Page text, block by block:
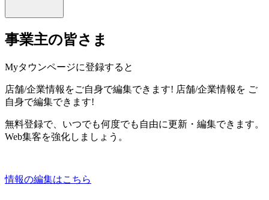
事業主の皆さま
Myタウンページに登録すると
店舗/企業情報をご自身で編集できます! 店舗/企業情報を ご
自身で編集できます!
無料登録で、いつでも何度でも自由に更新・編集できます。
Web集客を強化しましょう。
情報の編集はこちら